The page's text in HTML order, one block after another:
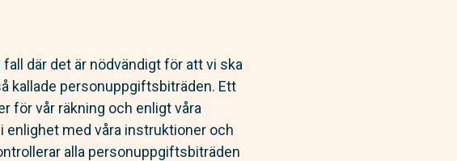
där det är nödvändigt för att vi ska
kallade personuppgiftsbiträden. Ett
för vår räkning och enligt våra
enlighet med våra instruktioner och
alla personuppgiftsbiträden